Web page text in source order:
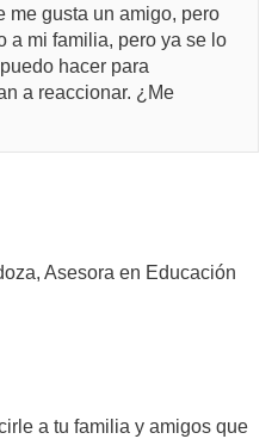
me gusta un amigo, pero
a mi familia, pero ya se lo
hacer para
a reaccionar. ¿Me
Asesora en Educación
a tu familia y amigos que